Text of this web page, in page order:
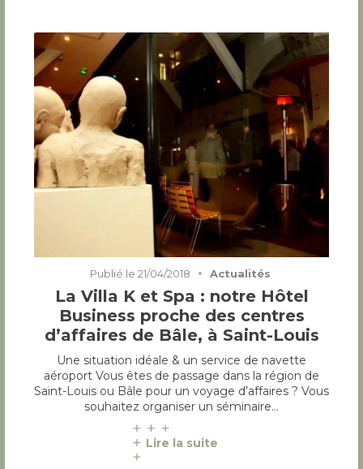
Publié le 21/04/2018 Actualités
La Villa K et Spa : notre Hôtel
Business proche des centres
d’affaires de Bâle, à Saint-Louis
Une situation idéale & un service de navette
aéroport Vous êtes de passage dans la région de
Saint-Louis ou Bâle pour un voyage d’affaires ? Vous
souhaitez organiser un séminaire…
Lire la suite